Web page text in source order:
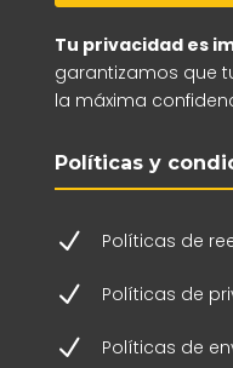
Tu privacidad es
garantizamos que
la máxima
Políticas y
N Políticas de
N Políticas de
N Políticas de